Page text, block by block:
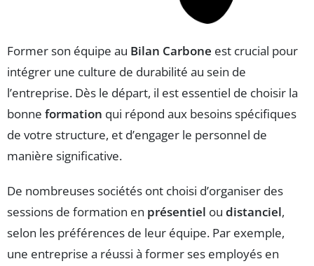
Former son équipe au Bilan Carbone est crucial pour
intégrer une culture de durabilité au sein de
l’entreprise. Dès le départ, il est essentiel de choisir la
bonne formation qui répond aux besoins spécifiques
de votre structure, et d’engager le personnel de
manière significative.
De nombreuses sociétés ont choisi d’organiser des
sessions de formation en présentiel ou distanciel,
selon les préférences de leur équipe. Par exemple,
une entreprise a réussi à former ses employés en